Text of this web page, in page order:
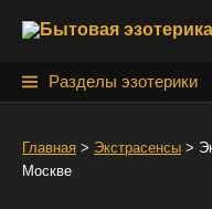
Разделы эзотерики
Главная > Экстрасенсы >
Москве